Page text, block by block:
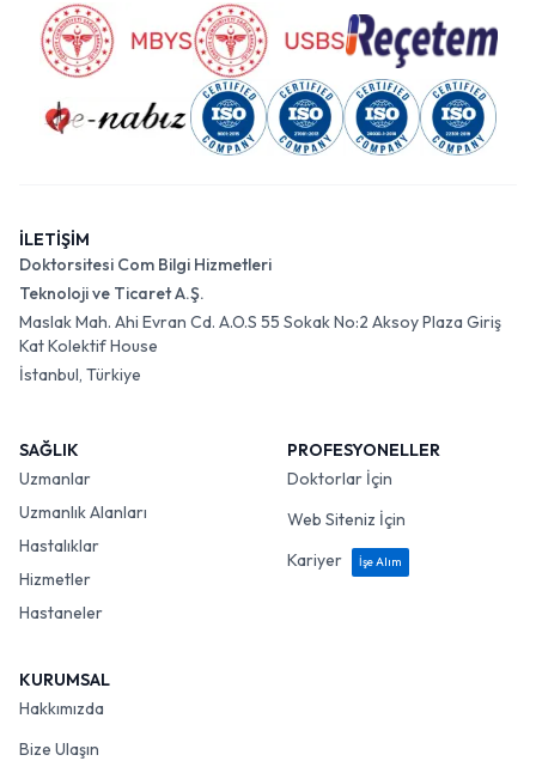
İLETİŞİM
Doktorsitesi Com Bilgi Hizmetleri
Teknoloji ve Ticaret A.Ş.
Maslak Mah. Ahi Evran Cd. A.O.S 55 Sokak No:2 Aksoy Plaza Giriş
Kat Kolektif House
İstanbul, Türkiye
SAĞLIK
Uzmanlar
Uzmanlık Alanları
Hastalıklar
Hizmetler
Hastaneler
PROFESYONELLER
Doktorlar İçin
Web Siteniz İçin
Kariyer
İşe Alım
KURUMSAL
Hakkımızda
Bize Ulaşın